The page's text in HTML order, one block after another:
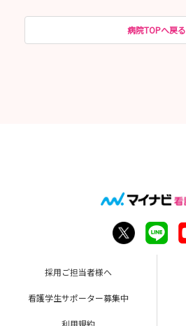
病院TOPへ戻る
採用ご担当者様へ
看護学生サポーター募集中
利用規約